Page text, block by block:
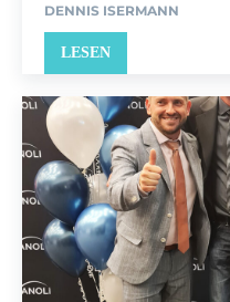
DENNIS ISERMANN
LESEN